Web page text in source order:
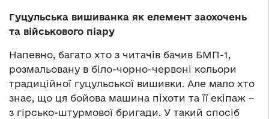
Гуцульська вишиванка як елемент заохочень
та військового піару
Напевно, багато хто з читачів бачив БМП-1,
розмальовану в біло-чорно-червоні кольори
традиційної гуцульської вишивки. Але мало хто
знає, що ця бойова машина піхоти та її екіпаж –
з гірсько-штурмової бригади. У такий спосіб